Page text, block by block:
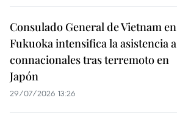
Consulado General de Vietnam en
Fukuoka intensifica la asistencia a
connacionales tras terremoto en
Japón
29/07/2026 13:26